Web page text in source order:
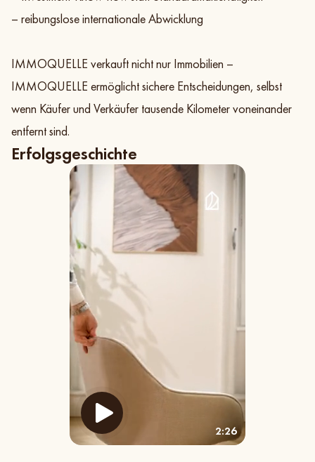
– reibungslose internationale Abwicklung
IMMOQUELLE verkauft nicht nur Immobilien –
IMMOQUELLE ermöglicht sichere Entscheidungen, selbst
wenn Käufer und Verkäufer tausende Kilometer voneinander
entfernt sind.
Erfolgsgeschichte
2:26